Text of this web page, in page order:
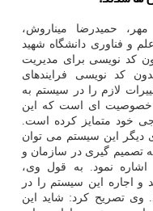
حمیدرضا میناروش،
و فناوری دانشگاه شهید
کد نویسی برای مدیریت
کد نویسی فرایندهای
لازم را در سیستم به
خصوصیت ای است که این
خود متمایز کرده است.
این سیستم می توان
تصمیم گیری در سازمان و
اشاره نمود. به قول وی،
و اجاره این سیستم را در
وی تصریح کرد: شاید این